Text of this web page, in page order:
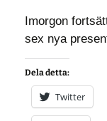
Imorgon
sex nya
Dela detta:
Twitter